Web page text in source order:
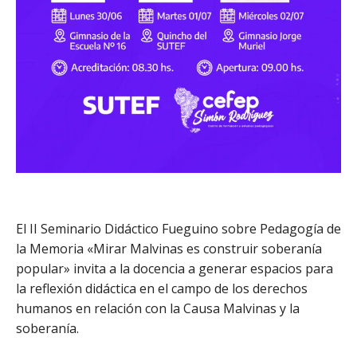
El II Seminario Didáctico Fueguino sobre Pedagogía de
la Memoria «Mirar Malvinas es construir soberanía
popular» invita a la docencia a generar espacios para
la reflexión didáctica en el campo de los derechos
humanos en relación con la Causa Malvinas y la
soberanía.